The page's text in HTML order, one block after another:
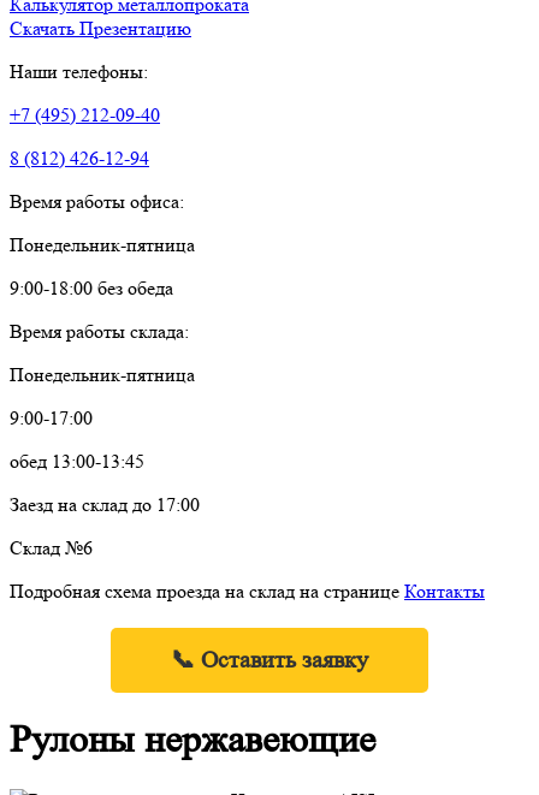
Скачать Презентацию
Наши телефоны:
+7 (495) 212-09-40
8 (812) 426-12-94
Время работы офиса:
Понедельник-пятница
9:00-18:00 без обеда
Время работы склада:
Понедельник-пятница
9:00-17:00
обед 13:00-13:45
Заезд на склад до 17:00
Склад №6
Подробная схема проезда на склад на странице Контакты
📞 Оставить заявку
Рулоны нержавеющие